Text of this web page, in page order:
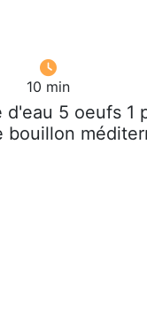
10 min
d'eau 5 oeufs 1
bouillon